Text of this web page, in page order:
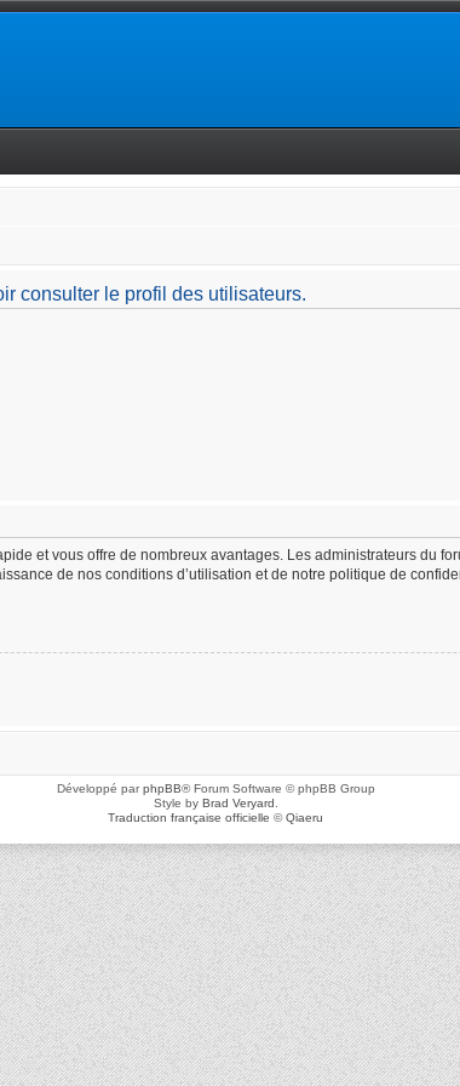
consulter le profil des utilisateurs.
et vous offre de nombreux avantages. Les administrateurs du
de nos conditions d’utilisation et de notre politique de
Développé parphpBB® Forum Software © phpBB Group
Style by Brad Veryard
Traduction française officielle ©Qiaeru